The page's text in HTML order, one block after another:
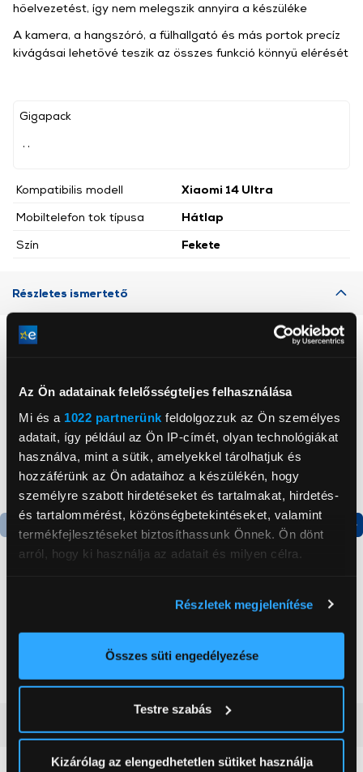
Az Ön adatainak felelősségteljes felhasználása
Mi és a 1022 partnerünk feldolgozzuk az Ön személyes
adatait, így például az Ön IP-címét, olyan technológiákat
használva, mint a sütik, amelyekkel tárolhatjuk és
hozzáférünk az Ön adataihoz a készülékén, hogy
személyre szabott hirdetéseket és tartalmakat, hirdetés-
és tartalommérést, közönségbetekintéseket, valamint
termékfejlesztéseket biztosíthassunk Önnek. Ön dönt
arról, hogy ki használja az adatait és milyen célra.
elhelyezkedéséről pár méteres pontossággal
Az Ön készülékén beazonosítása annak konkrét
módjairól és adja meg preferenciáit aRészletek
pontban. Bármikor módosíthatja vagy visszavonhatja a
Sütinyilatkozathoz való hozzájárulását.
Részletek megjelenítése
Összes süti engedélyezése
Testre szabás
Kizárólag az elengedhetetlen sütiket használja
Gigapack
Kompatibilis modell
Xiaomi 14 Ultra
Mobiltelefon tok típusa
Hátlap
Szín
Fekete
hőelvezetést, így nem melegszik annyira a készüléke
A kamera, a hangszóró, a fülhallgató és más portok precíz
kivágásai lehetővé teszik az összes funkció könnyű elérését
Részletes ismertető
Termék adatlap Termék adatlap
Gorenje N619EAXL4
kombinált hűtőszekrény
179 999 Ft